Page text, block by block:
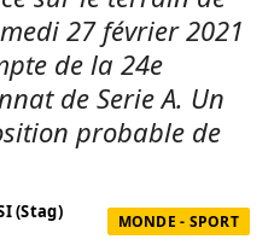
27 février 2021
de la 24e
de Serie A. Un
probable de
(Stag) MONDE - SPORT